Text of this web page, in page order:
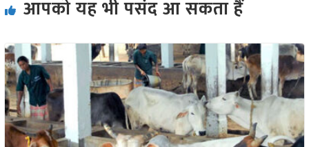
आपको यह भी पसंद आ सकता हैं